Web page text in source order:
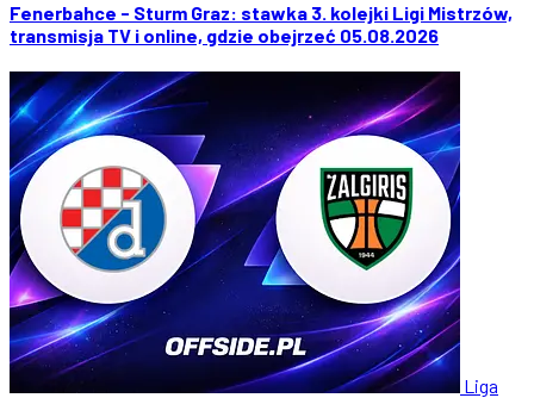
Fenerbahce - Sturm Graz: stawka 3. kolejki Ligi Mistrzów,
transmisja TV i online, gdzie obejrzeć 05.08.2026
Liga